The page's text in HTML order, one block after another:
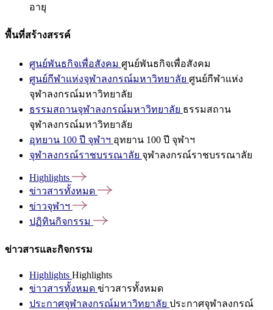
อายุ
พื้นที่สร้างสรรค์
ศูนย์พันธกิจเพื่อสังคม ศูนย์พันธกิจเพื่อสังคม
ศูนย์กีฬาแห่งจุฬาลงกรณ์มหาวิทยาลัย ศูนย์กีฬาแห่ง
จุฬาลงกรณ์มหาวิทยาลัย
ธรรมสถานจุฬาลงกรณ์มหาวิทยาลัย ธรรมสถาน
จุฬาลงกรณ์มหาวิทยาลัย
อุทยาน 100 ปี จุฬาฯ อุทยาน 100 ปี จุฬาฯ
จุฬาลงกรณ์ราชบรรณาลัย จุฬาลงกรณ์ราชบรรณาลัย
Highlights
ข่าวสารทั้งหมด
ข่าวจุฬาฯ
ปฏิทินกิจกรรม
ข่าวสารและกิจกรรม
Highlights Highlights
ข่าวสารทั้งหมด ข่าวสารทั้งหมด
ประกาศจุฬาลงกรณ์มหาวิทยาลัย ประกาศจุฬาลงกรณ์